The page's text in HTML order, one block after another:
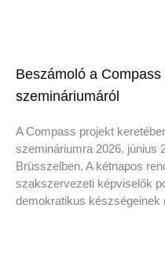
Beszámoló a
szemináriumáról
A Compass projekt
szemináriumra 2026. június
Brüsszelben. A kétnapos
szakszervezeti képviselők
demokratikus készségeinek